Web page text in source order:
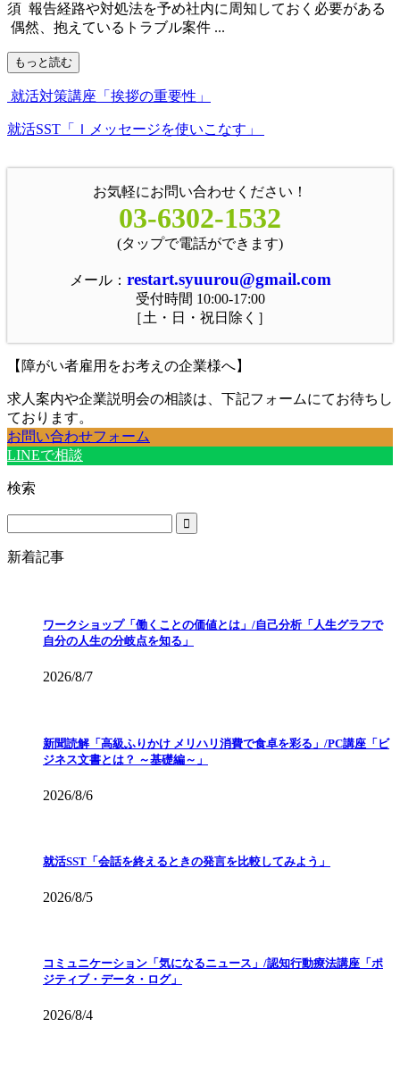
須 報告経路や対処法を予め社内に周知しておく必要がある
偶然、抱えているトラブル案件 ...
もっと読む
就活対策講座「挨拶の重要性」
就活SST「Ｉメッセージを使いこなす」
お気軽にお問い合わせください！
03-6302-1532
(タップで電話ができます)
メール： restart.syuurou@gmail.com
受付時間 10:00-17:00
［土・日・祝日除く］
【障がい者雇用をお考えの企業様へ】
求人案内や企業説明会の相談は、下記フォームにてお待ちし
ております。
お問い合わせフォーム
LINEで相談
検索
新着記事
ワークショップ「働くことの価値とは」/自己分析「人生グラフで
自分の人生の分岐点を知る」
2026/8/7
新聞読解「高級ふりかけ メリハリ消費で食卓を彩る」/PC講座「ビ
ジネス文書とは？ ～基礎編～」
2026/8/6
就活SST「会話を終えるときの発言を比較してみよう」
2026/8/5
コミュニケーション「気になるニュース」/認知行動療法講座「ポ
ジティブ・データ・ログ」
2026/8/4